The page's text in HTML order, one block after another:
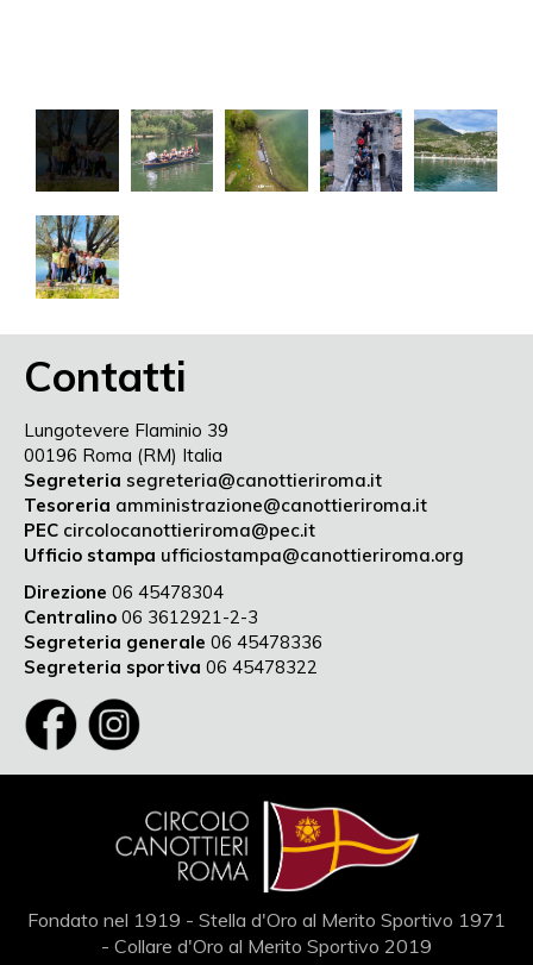
Contatti
Lungotevere Flaminio 39
00196 Roma (RM) Italia
Segreteria segreteria@canottieriroma.it
Tesoreria amministrazione@canottieriroma.it
PEC circolocanottieriroma@pec.it
Ufficio stampa ufficiostampa@canottieriroma.org
Direzione 06 45478304
Centralino 06 3612921-2-3
Segreteria generale 06 45478336
Segreteria sportiva 06 45478322
Fondato nel 1919 - Stella d'Oro al Merito Sportivo 1971
- Collare d'Oro al Merito Sportivo 2019